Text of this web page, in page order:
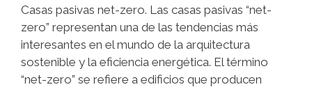
Casas pasivas net-zero. Las casas pasivas “net-
zero” representan una de las tendencias más
interesantes en el mundo de la arquitectura
sostenible y la eficiencia energética. El término
“net-zero” se refiere a edificios que producen